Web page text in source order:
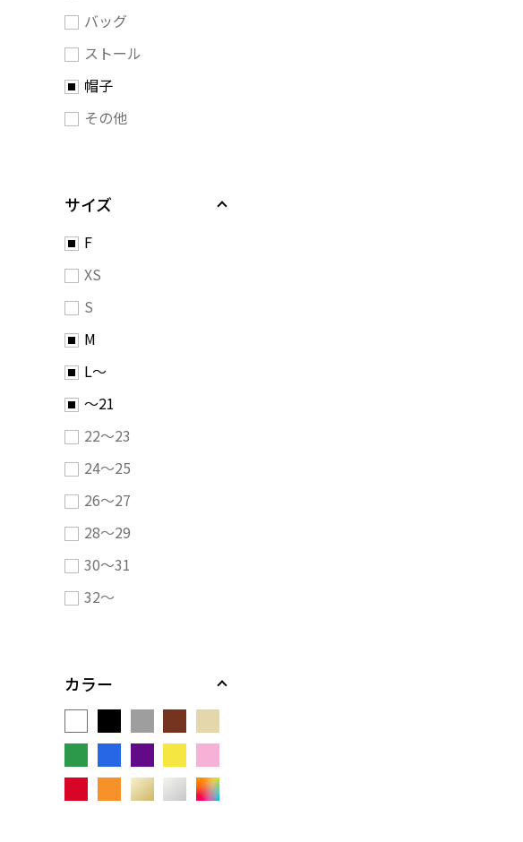
バッグ
ストール
帽子
その他
サイズ
F
XS
S
M
L～
～21
22～23
24～25
26～27
28～29
30～31
32～
カラー